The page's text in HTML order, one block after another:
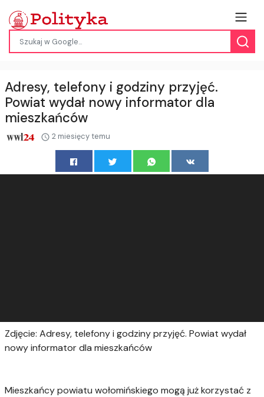
Adresy, telefony i godziny przyjęć.
Powiat wydał nowy informator dla
mieszkańców
2 miesięcy temu
Zdjęcie: Adresy, telefony i godziny przyjęć. Powiat wydał
nowy informator dla mieszkańców
Mieszkańcy powiatu wołomińskiego mogą już korzystać z